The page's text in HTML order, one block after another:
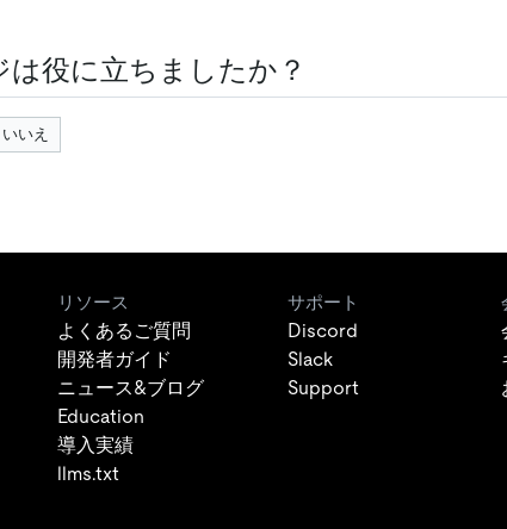
は役に立ちましたか？
いいえ
リソース
よくあるご質問
開発者ガイド
ニュース&ブログ
Education
導入実績
llms.txt
サポート
Discord
Slack
Support